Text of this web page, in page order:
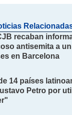
recaban
antisemita a
en Barcelona
14 países
Petro por